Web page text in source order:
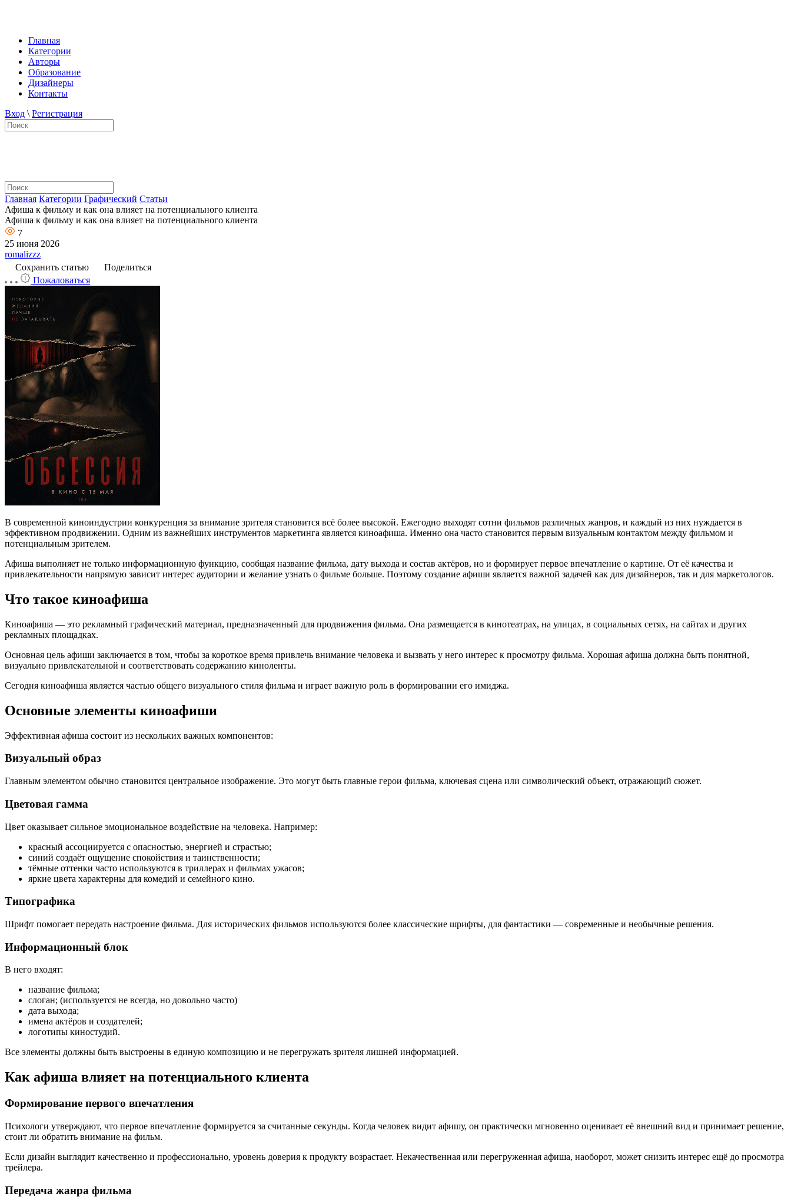
Главная
Категории
Авторы
Образование
Дизайнеры
Контакты
Вход \ Регистрация
Главная Категории Графический Статьи
Афиша к фильму и как она влияет на потенциального клиента
Афиша к фильму и как она влияет на потенциального клиента
7
25 июня 2026
romalizzz
Сохранить статью
Поделиться
Пожаловаться
В современной киноиндустрии конкуренция за внимание зрителя становится всё более высокой. Ежегодно выходят сотни фильмов различных жанров, и каждый из них нуждается в
эффективном продвижении. Одним из важнейших инструментов маркетинга является киноафиша. Именно она часто становится первым визуальным контактом между фильмом и
потенциальным зрителем.
Афиша выполняет не только информационную функцию, сообщая название фильма, дату выхода и состав актёров, но и формирует первое впечатление о картине. От её качества и
привлекательности напрямую зависит интерес аудитории и желание узнать о фильме больше. Поэтому создание афиши является важной задачей как для дизайнеров, так и для маркетологов.
Что такое киноафиша
Киноафиша — это рекламный графический материал, предназначенный для продвижения фильма. Она размещается в кинотеатрах, на улицах, в социальных сетях, на сайтах и других
рекламных площадках.
Основная цель афиши заключается в том, чтобы за короткое время привлечь внимание человека и вызвать у него интерес к просмотру фильма. Хорошая афиша должна быть понятной,
визуально привлекательной и соответствовать содержанию киноленты.
Сегодня киноафиша является частью общего визуального стиля фильма и играет важную роль в формировании его имиджа.
Основные элементы киноафиши
Эффективная афиша состоит из нескольких важных компонентов:
Визуальный образ
Главным элементом обычно становится центральное изображение. Это могут быть главные герои фильма, ключевая сцена или символический объект, отражающий сюжет.
Цветовая гамма
Цвет оказывает сильное эмоциональное воздействие на человека. Например:
красный ассоциируется с опасностью, энергией и страстью;
синий создаёт ощущение спокойствия и таинственности;
тёмные оттенки часто используются в триллерах и фильмах ужасов;
яркие цвета характерны для комедий и семейного кино.
Типографика
Шрифт помогает передать настроение фильма. Для исторических фильмов используются более классические шрифты, для фантастики — современные и необычные решения.
Информационный блок
В него входят:
название фильма;
слоган; (используется не всегда, но довольно часто)
дата выхода;
имена актёров и создателей;
логотипы киностудий.
Все элементы должны быть выстроены в единую композицию и не перегружать зрителя лишней информацией.
Как афиша влияет на потенциального клиента
Формирование первого впечатления
Психологи утверждают, что первое впечатление формируется за считанные секунды. Когда человек видит афишу, он практически мгновенно оценивает её внешний вид и принимает решение,
стоит ли обратить внимание на фильм.
Если дизайн выглядит качественно и профессионально, уровень доверия к продукту возрастает. Некачественная или перегруженная афиша, наоборот, может снизить интерес ещё до просмотра
трейлера.
Передача жанра фильма